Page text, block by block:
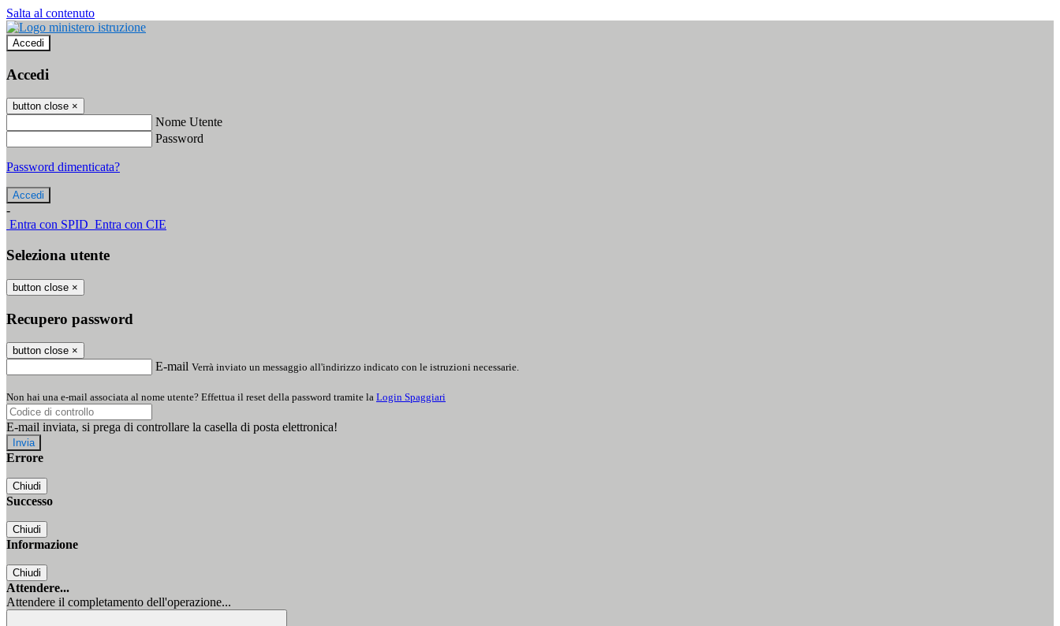
Salta al contenuto
Accedi
Accedi
button close ×
Nome Utente
Password
Password dimenticata?
-
Entra con SPID Entra con CIE
Seleziona utente
button close ×
Recupero password
button close ×
E-mail Verrà inviato un messaggio all'indirizzo indicato con le istruzioni necessarie.
Non hai una e-mail associata al nome utente? Effettua il reset della password tramite la Login Spaggiari
E-mail inviata, si prega di controllare la casella di posta elettronica!
Errore
Chiudi
Successo
Chiudi
Informazione
Chiudi
Attendere...
Attendere il completamento dell'operazione...